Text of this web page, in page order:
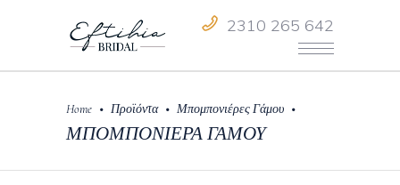
2310 265 642
Home • Προϊόντα• Μπομπονιέρες Γάμου •
ΜΠΟΜΠΟΝΙΕΡΑ ΓΑΜΟΥ